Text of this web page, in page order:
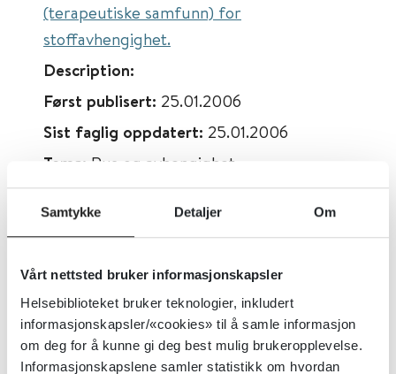
Samtykke Detaljer Om
Vårt nettsted bruker informasjonskapsler
Helsebiblioteket bruker teknologier, inkludert
informasjonskapsler/«cookies» til å samle informasjon
om deg for å kunne gi deg best mulig brukeropplevelse.
Informasjonskapslene samler statistikk om hvordan
(terapeutiske samfunn) for
stoffavhengighet.
Description:
Først publisert: 25.01.2006
Sist faglig oppdatert: 25.01.2006
Tema: Rus og avhengighet
Emner:Alkohol, Boligforhold, Narkotika
Dokumenttype: Oppsummert forskning
Språk:Engelsk